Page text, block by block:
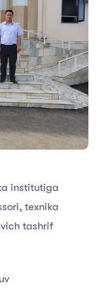
institutiga
texnika
tashrif